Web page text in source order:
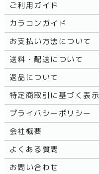
ご利用ガイド
カラコンガイド
お支払い方法について
送料・配送について
返品について
特定商取引に基づく表示
プライバシーポリシー
会社概要
よくある質問
お問い合わせ